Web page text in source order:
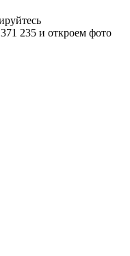
235 и откроем фото